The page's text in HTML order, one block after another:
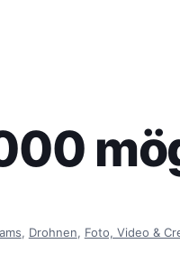
, Drohnen, Foto, Video &